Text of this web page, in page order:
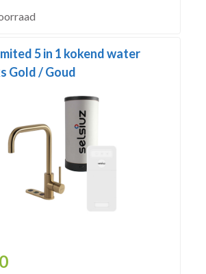
5 in 1 kokend water
Gold / Goud